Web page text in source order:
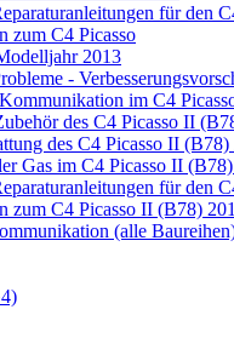
für den
zum C4 Picasso
2013
-
im C4
des C4 Picasso II
des C4 Picasso II (B78)
Gas im C4 Picasso II
für den
zum C4 Picasso II (B78)
(alle